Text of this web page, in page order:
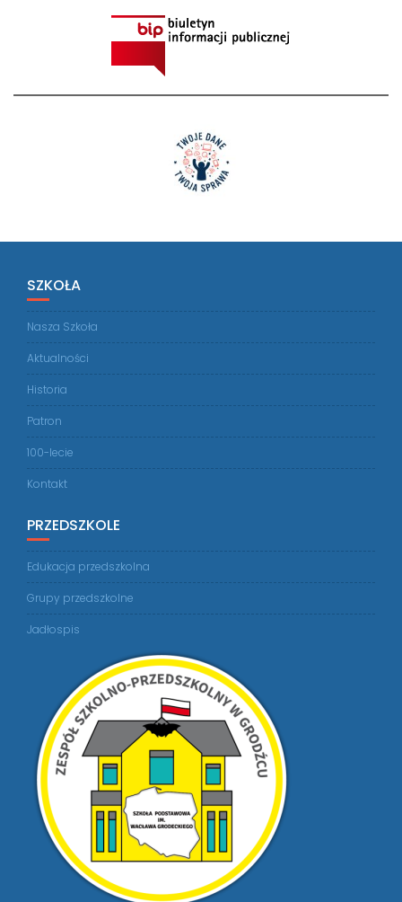
SZKOŁA
Nasza Szkoła
Aktualności
Historia
Patron
100-lecie
Kontakt
PRZEDSZKOLE
Edukacja przedszkolna
Grupy przedszkolne
Jadłospis